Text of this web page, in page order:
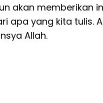
akan memberikan
apa yang kita tulis.
Allah.